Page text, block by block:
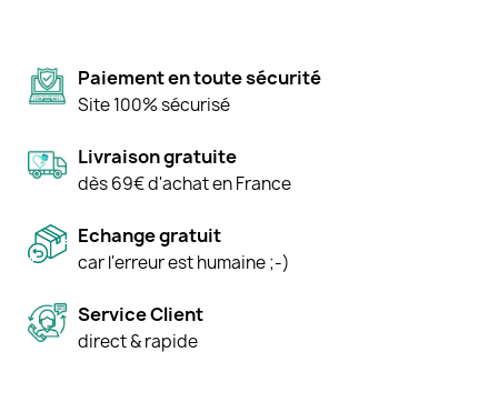
Paiement en toute sécurité
Site 100% sécurisé
Livraison gratuite
dès 69€ d'achat en France
Echange gratuit
car l'erreur est humaine ;-)
Service Client
direct & rapide